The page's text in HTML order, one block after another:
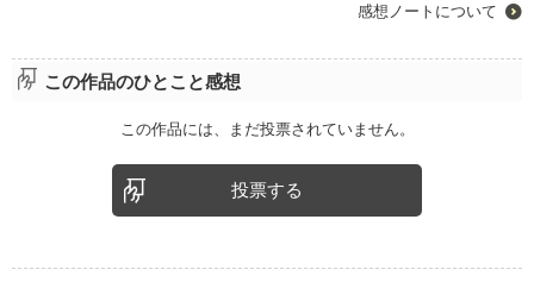
感想ノートについて
この作品のひとこと感想
この作品には、まだ投票されていません。
投票する